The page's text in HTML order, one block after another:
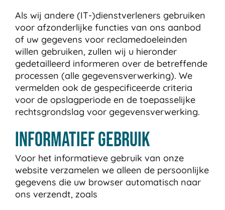
Als wij andere (IT-)dienstverleners gebruiken
voor afzonderlijke functies van ons aanbod
of uw gegevens voor reclamedoeleinden
willen gebruiken, zullen wij u hieronder
gedetailleerd informeren over de betreffende
processen (alle gegevensverwerking). We
vermelden ook de gespecificeerde criteria
voor de opslagperiode en de toepasselijke
rechtsgrondslag voor gegevensverwerking.
Informatief gebruik
Voor het informatieve gebruik van onze
website verzamelen we alleen de persoonlijke
gegevens die uw browser automatisch naar
ons verzendt, zoals